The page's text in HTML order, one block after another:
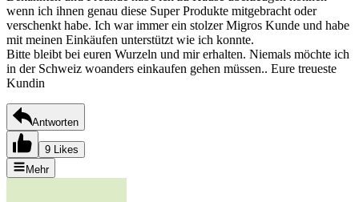
wenn ich ihnen genau diese Super Produkte mitgebracht oder
verschenkt habe. Ich war immer ein stolzer Migros Kunde und habe
mit meinen Einkäufen unterstützt wie ich konnte.
Bitte bleibt bei euren Wurzeln und mir erhalten. Niemals möchte ich
in der Schweiz woanders einkaufen gehen müssen.. Eure treueste
Kundin
Antworten
9 Likes
Mehr